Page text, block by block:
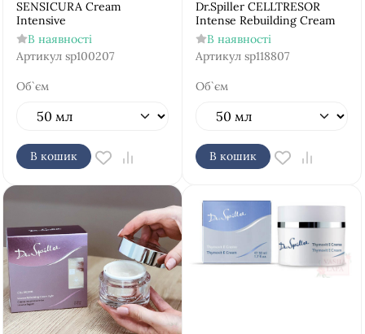
SENSICURA Cream
Intensive
В наявності
Артикул sp100207
Об`єм
В кошик
Dr.Spiller CELLTRESOR
Intense Rebuilding Cream
В наявності
Артикул sp118807
Об`єм
В кошик